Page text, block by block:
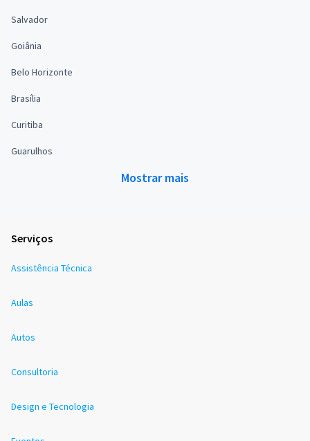
Salvador
Goiânia
Belo Horizonte
Brasília
Curitiba
Guarulhos
Mostrar mais
Serviços
Assistência Técnica
Aulas
Autos
Consultoria
Design e Tecnologia